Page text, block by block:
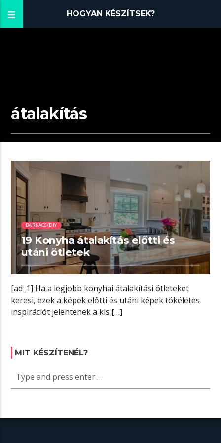
HOGYAN KÉSZÍTSEK?
átalakítás
07:18 READ TIME
BARKÁCS/DIY
19 Konyha átalakítás előtti és
utáni ötletek
[ad_1] Ha a legjobb konyhai átalakítási ötleteket
keresi, ezek a képek előtti és utáni képek tökéletes
inspirációt jelentenek a kis […]
MIT KÉSZÍTENÉL?